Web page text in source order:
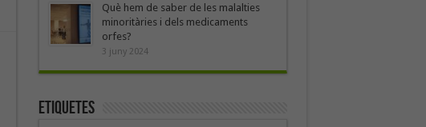
Què hem de saber de les malalties
minoritàries i dels medicaments
orfes?
3 juny 2024
Etiquetes